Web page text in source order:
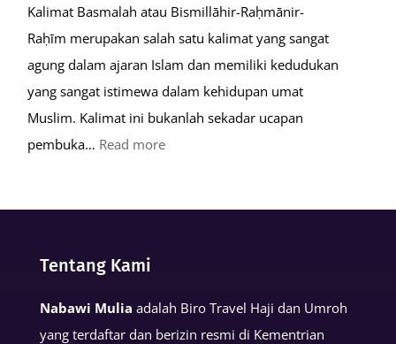
Kalimat Basmalah atau Bismillāhir-Raḥmānir-
Raḥīm merupakan salah satu kalimat yang sangat
agung dalam ajaran Islam dan memiliki kedudukan
yang sangat istimewa dalam kehidupan umat
Muslim. Kalimat ini bukanlah sekadar ucapan
pembuka… Read more:
Muslim
Tentang Kami
Nabawi Mulia adalah Biro Travel Haji dan Umroh
yang terdaftar dan berizin resmi di Kementrian